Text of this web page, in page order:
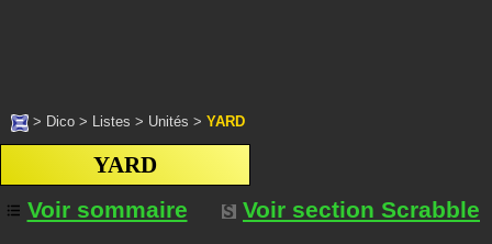
> Dico > Listes > Unités > YARD
YARD
Voir sommaire
Voir section Scrabble